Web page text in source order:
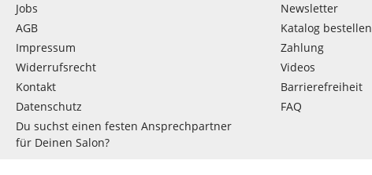
Jobs
AGB
Impressum
Widerrufsrecht
Kontakt
Datenschutz
Du suchst einen festen Ansprechpartner
für Deinen Salon?
Newsletter
Katalog bestellen
Zahlung
Videos
Barrierefreiheit
FAQ